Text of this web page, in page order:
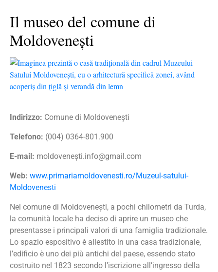
Il museo del comune di
Moldovenești
Indirizzo: Comune di Moldovenești
Telefono: (004) 0364-801.900
E-mail: moldovenești.info@gmail.com
Web: www.primariamoldovenesti.ro/Muzeul-satului-
Moldovenesti
Nel comune di Moldovenești, a pochi chilometri da Turda,
la comunità locale ha deciso di aprire un museo che
presentasse i principali valori di una famiglia tradizionale.
Lo spazio espositivo è allestito in una casa tradizionale,
l’edificio è uno dei più antichi del paese, essendo stato
costruito nel 1823 secondo l’iscrizione all’ingresso della